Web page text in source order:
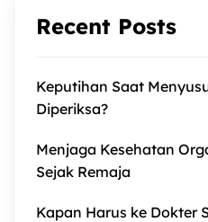
Recent Posts
Keputihan Saat
Diperiksa?
Menjaga Kesehatan
Sejak Remaja
Kapan Harus ke Dokter